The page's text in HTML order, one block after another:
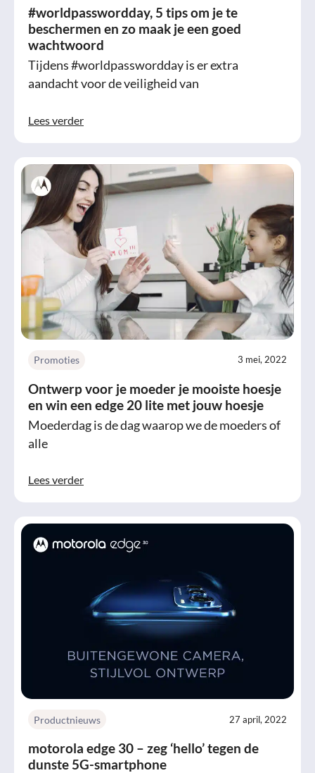
#worldpasswordday, 5 tips om je te
beschermen en zo maak je een goed
wachtwoord
Tijdens #worldpasswordday is er extra
aandacht voor de veiligheid van
Lees verder
Promoties 3 mei, 2022
Ontwerp voor je moeder je mooiste hoesje
en win een edge 20 lite met jouw hoesje
Moederdag is de dag waarop we de moeders of
alle
Lees verder
Productnieuws 27 april, 2022
motorola edge 30 – zeg ‘hello’ tegen de
dunste 5G-smartphone